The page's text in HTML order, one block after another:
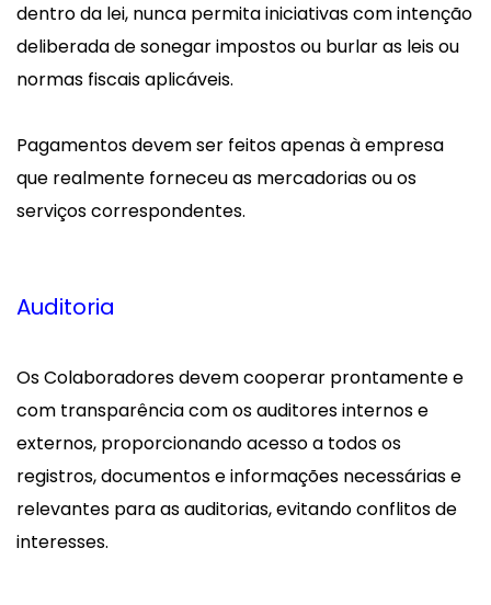
dentro da lei, nunca permita iniciativas com intenção
deliberada de sonegar impostos ou burlar as leis ou
normas fiscais aplicáveis.
Pagamentos devem ser feitos apenas à empresa
que realmente forneceu as mercadorias ou os
serviços correspondentes.
Auditoria
Os Colaboradores devem cooperar prontamente e
com transparência com os auditores internos e
externos, proporcionando acesso a todos os
registros, documentos e informações necessárias e
relevantes para as auditorias, evitando conflitos de
interesses.